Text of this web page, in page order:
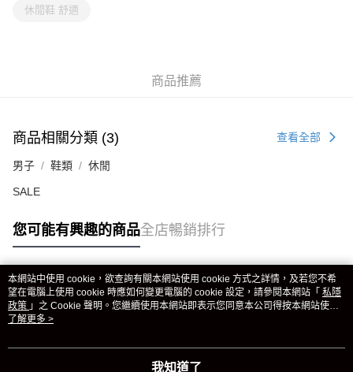
休閒鞋 舒適
商品推薦
商品相關分類 (3) 查看全部
男子 鞋類 休閒
SALE
您可能有興趣的商品全店暢銷排行
熱門標籤
熱銷排行
本網站中使用 cookie，欲查詢有關本網站使用 cookie 方式之詳情，及若您不希
望在電腦上使用 cookie 時應如何變更電腦的 cookie 設定，請參閱本網站「 私隱
政策 」之 Cookie 聲明。您繼續使用本網站即表示您同意本公司得按本網站使用
條款之 Cookie 聲明使用 cookie。
了解更多 >
我知道了